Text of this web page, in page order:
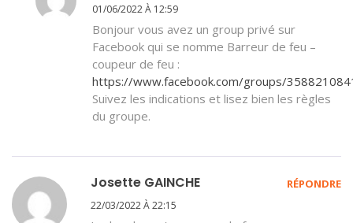
01/06/2022 À 12:59
Bonjour vous avez un group privé sur
Facebook qui se nomme Barreur de feu –
coupeur de feu :
https://www.facebook.com/groups/
Suivez les indications et lisez bien les règles
du groupe.
Josette GAINCHE
22/03/2022 À 22:15
RÉPONDRE